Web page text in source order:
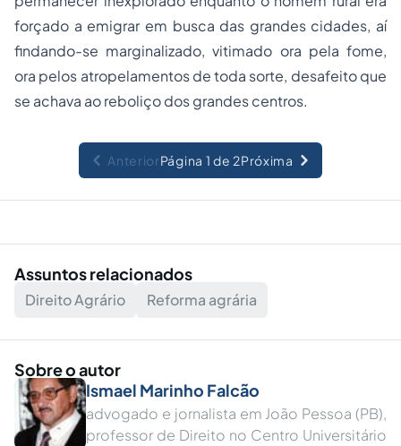
forçado a emigrar em busca das grandes cidades, aí
findando-se marginalizado, vitimado ora pela fome,
ora pelos atropelamentos de toda sorte, desafeito que
se achava ao reboliço dos grandes centros.
AnteriorPágina 1 de 2Próxima
Assuntos relacionados
Direito Agrário Reforma agrária
Sobre o autor
Ismael Marinho Falcão
advogado e jornalista em João Pessoa (PB),
professor de Direito no Centro Universitário